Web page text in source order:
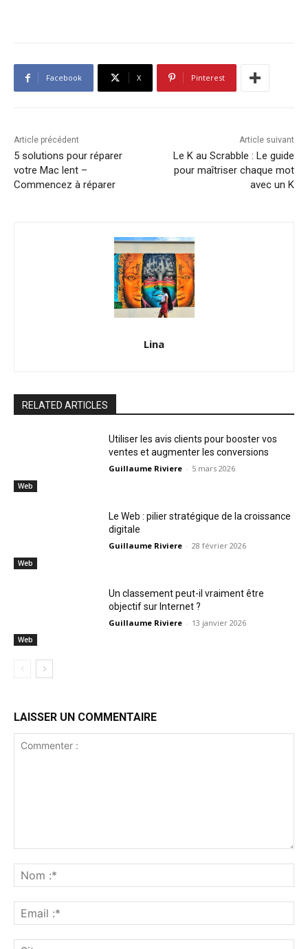
Facebook X Pinterest
Article précédent
5 solutions pour réparer
votre Mac lent –
Commencez à réparer
Article suivant
Le K au Scrabble : Le guide
pour maîtriser chaque mot
avec un K
Lina
RELATED ARTICLES
Web
Utiliser les avis clients pour booster vos
ventes et augmenter les conversions
Guillaume Riviere - 5 mars 2026
Web
Le Web : pilier stratégique de la croissance
digitale
Guillaume Riviere - 28 février 2026
Web
Un classement peut-il vraiment être
objectif sur Internet ?
Guillaume Riviere - 13 janvier 2026
LAISSER UN COMMENTAIRE
:*
:*